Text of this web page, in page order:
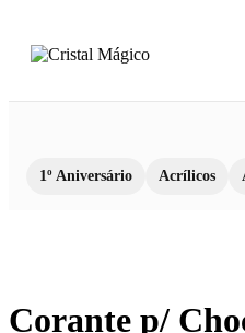
1º Aniversário Acrílicos
Corante p/